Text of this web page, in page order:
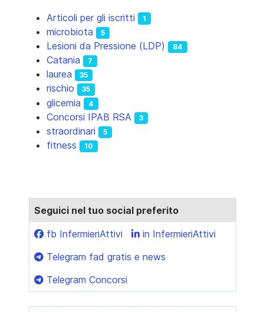
Articoli per gli iscritti 1
microbiota 5
Lesioni da Pressione (LDP) 84
Catania 7
laurea 35
rischio 35
glicemia 4
Concorsi IPAB RSA 3
straordinari 5
fitness 10
Seguici nel tuo social preferito
fb InfermieriAttivi
in InfermieriAttivi
Telegram fad gratis e news
Telegram Concorsi